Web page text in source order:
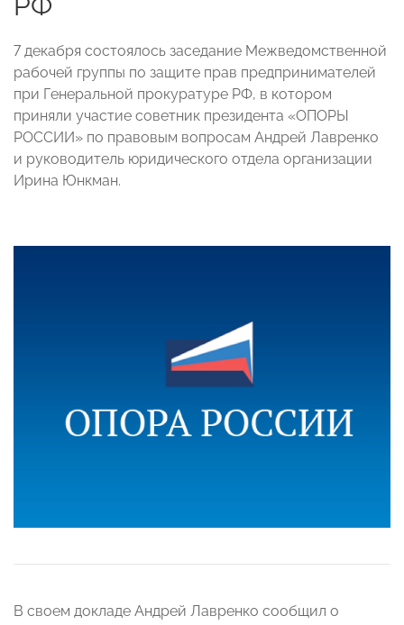
7 декабря состоялось заседание Межведомственной
рабочей группы по защите прав предпринимателей
при Генеральной прокуратуре РФ, в котором
приняли участие советник президента «ОПОРЫ
РОССИИ» по правовым вопросам Андрей Лавренко
и руководитель юридического отдела организации
Ирина Юнкман.
В своем докладе Андрей Лавренко сообщил о